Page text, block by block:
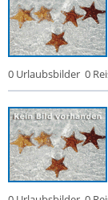
0 Urlaubsbilder 0